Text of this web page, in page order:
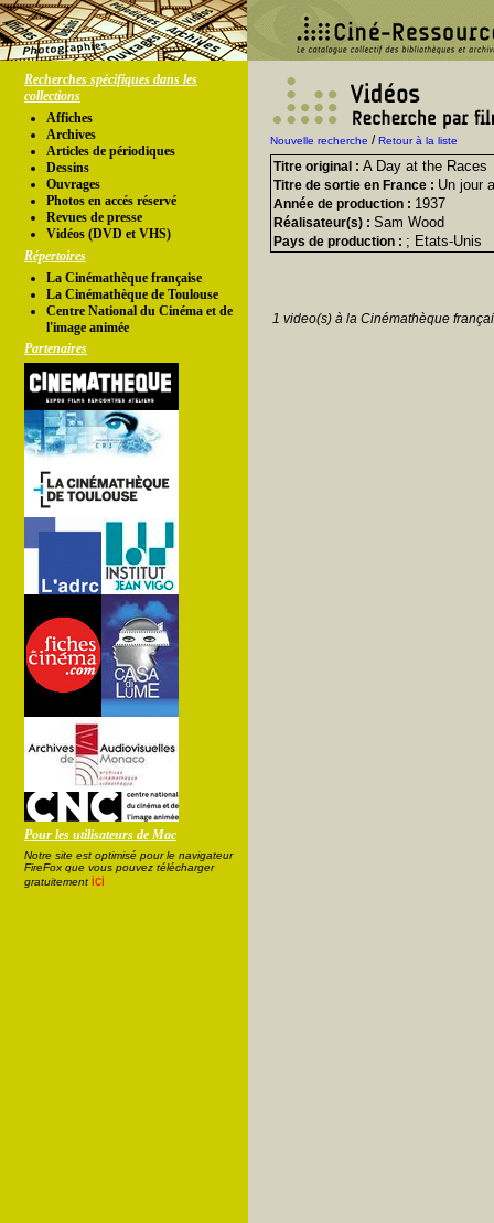
Recherches spécifiques dans les
collections
Affiches
Archives
Articles de périodiques
Dessins
Ouvrages
Photos en accés réservé
Revues de presse
Vidéos (DVD et VHS)
Répertoires
La Cinémathèque française
La Cinémathèque de Toulouse
Centre National du Cinéma et de
l'image animée
Partenaires
Pour les utilisateurs de Mac
Notre site est optimisé pour le navigateur
FireFox que vous pouvez télécharger
gratuitement ici
Nouvelle recherche /Retour à la liste
Titre original : A Day at the Races
Titre de sortie en France : Un jour
Année de production : 1937
Réalisateur(s) : Sam Wood
Pays de production : ; Etats-Unis
1 video(s) à la Cinémathèque